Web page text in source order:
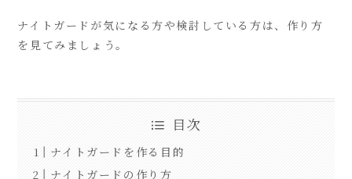
ナイトガードが気になる方や検討している方は、作り方
を見てみましょう。
目次
ナイトガードを作る目的
ナイトガードの作り方